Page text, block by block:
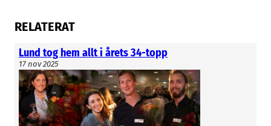
RELATERAT
Lund tog hem allt i årets 34-topp
17 nov 2025